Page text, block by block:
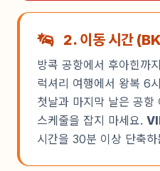
2. 이동 시간
방콕 공항에서 후아힌까
럭셔리 여행에서 왕복 6
첫날과 마지막 날은 공항
스케줄을 잡지 마세요.
시간을 30분 이상 단축